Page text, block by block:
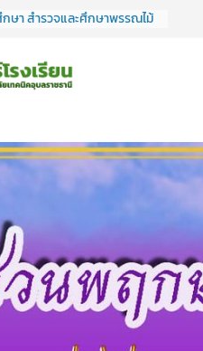
ษา สำรวจและศึกษาพรรณไม้
ชธ.1/1 #เรียนดีมีความสุข
รเรียนการสอน #งานสวน
ษา สำรวจและศึกษาพรรณไม้
ไม้ บูรณาการงานสวน
โรงเรียน ลงในรายวิชา
กษาสำรวจและศึกษาพรรณไม้
ไม้บูรณาการงานสวน
โรงเรียน ลงในรายวิชา
ชก.3/3-4
ษาสำรวจและศึกษาพรรณไม้
ไม้บูรณาการงานสวน
ร์โรงเรียน ลงในรายวิชาวิทยา